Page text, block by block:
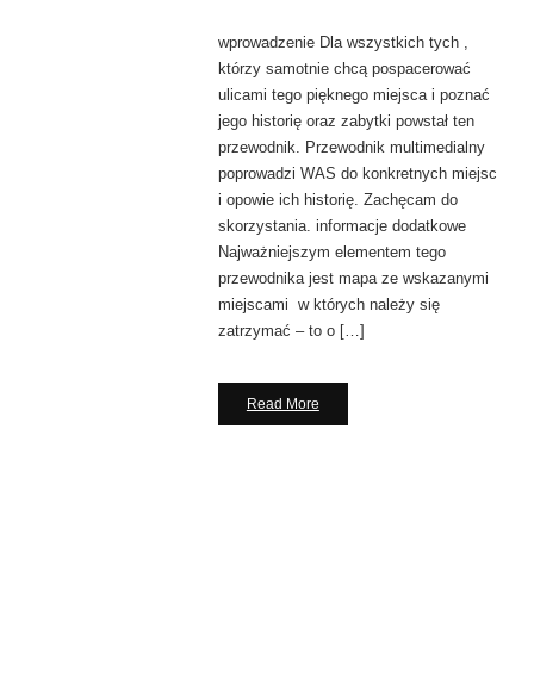
wprowadzenie Dla wszystkich tych ,
którzy samotnie chcą pospacerować
ulicami tego pięknego miejsca i poznać
jego historię oraz zabytki powstał ten
przewodnik. Przewodnik multimedialny
poprowadzi WAS do konkretnych miejsc
i opowie ich historię. Zachęcam do
skorzystania. informacje dodatkowe
Najważniejszym elementem tego
przewodnika jest mapa ze wskazanymi
miejscami w których należy się
zatrzymać – to o […]
Read More